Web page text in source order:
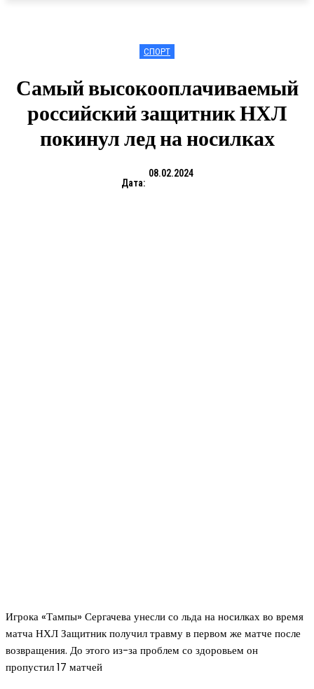
СПОРТ
Самый высокооплачиваемый
российский защитник НХЛ
покинул лед на носилках
Дата:
08.02.2024
Игрока «Тампы» Сергачева унесли со льда на носилках во время
матча НХЛ Защитник получил травму в первом же матче после
возвращения. До этого из-за проблем со здоровьем он
пропустил 17 матчей